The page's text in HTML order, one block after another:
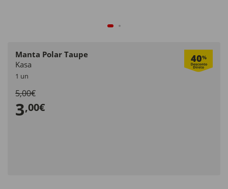
Manta Polar Taupe 40%
Kasa
1 un
5,00€
3,00€